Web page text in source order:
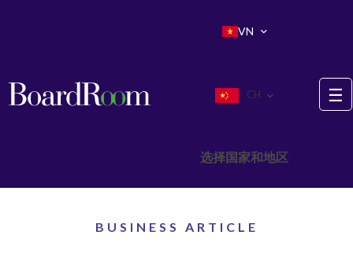
VN
CH
选择国家和地区
☰
BUSINESS ARTICLE